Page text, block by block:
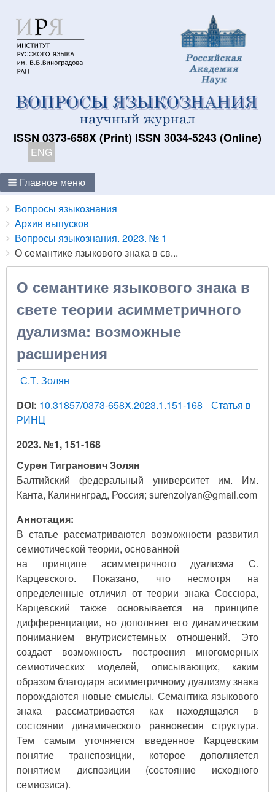
ISSN 0373-658X (Print) ISSN 3034-5243 (Online)
ENG
Главное меню
Breadcrumbs
You
are
here:
Вопросы языкознания
Архив выпусков
Вопросы языкознания. 2023. № 1
О семантике языкового знака в св...
О семантике языкового знака в
свете теории асимметричного
дуализма: возможные
расширения
С.Т. Золян
DOI: 10.31857/0373-658X.2023.1.151-168
Статья в
РИНЦ
2023. №1, 151-168
Сурен Тигранович Золян
Балтийский федеральный университет им. Им.
Канта, Калининград, Россия; surenzolyan@gmail.com
Аннотация:
В статье рассматривaются возможности развития
семиотической теории, основанной
на принципе асимметричного дуализма С.
Карцевского. Показано, что несмотря на
определенные отличия от теории знака Соссюра,
Карцевский также основывается на принципе
дифференциации, но дополняет его динамическим
пониманием внутрисистемных отношений. Это
создает возможность построения многомерных
семиотических моделей, описывающих, каким
образом благодаря асимметричному дуализму знака
порождаются новые смыслы. Семантика языкового
знака рассматривается как находящаяся в
состоянии динамического равновесия структура.
Тем самым уточняется введенное Карцевским
понятие транспозиции, которое дополняется
понятием диспозиции (состояние исходного
семиозиса).